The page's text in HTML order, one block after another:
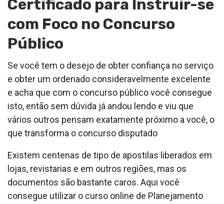
Certificado para Instruir-se
com Foco no Concurso
Público
Se você tem o desejo de obter confiança no serviço
e obter um ordenado consideravelmente excelente
e acha que com o concurso público você consegue
isto, então sem dúvida já andou lendo e viu que
vários outros pensam exatamente próximo a você, o
que transforma o concurso disputado
Existem centenas de tipo de apostilas liberados em
lojas, revistarias e em outros regiões, mas os
documentos são bastante caros. Aqui você
consegue utilizar o curso online de Planejamento